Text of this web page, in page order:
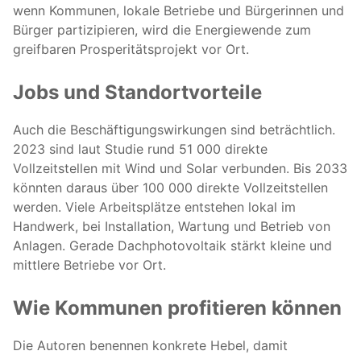
wenn Kommunen, lokale Betriebe und Bürgerinnen und
Bürger partizipieren, wird die Energiewende zum
greifbaren Prosperitätsprojekt vor Ort.
Jobs und Standortvorteile
Auch die Beschäftigungswirkungen sind beträchtlich.
2023 sind laut Studie rund 51 000 direkte
Vollzeitstellen mit Wind und Solar verbunden. Bis 2033
könnten daraus über 100 000 direkte Vollzeitstellen
werden. Viele Arbeitsplätze entstehen lokal im
Handwerk, bei Installation, Wartung und Betrieb von
Anlagen. Gerade Dachphotovoltaik stärkt kleine und
mittlere Betriebe vor Ort.
Wie Kommunen profitieren können
Die Autoren benennen konkrete Hebel, damit